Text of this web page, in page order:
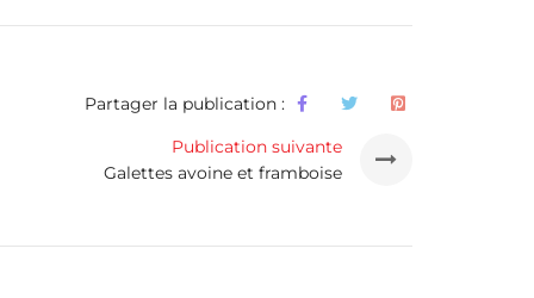
Partager la publication :
Publication suivante
Galettes avoine et framboise